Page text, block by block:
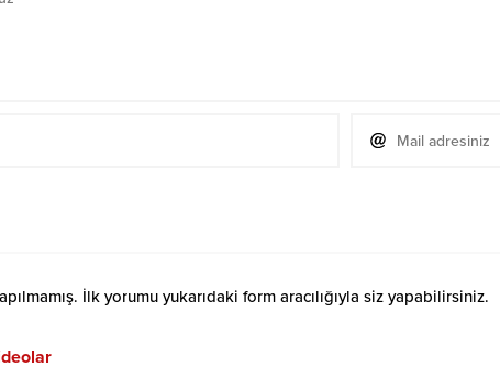
İlk yorumu yukarıdaki form aracılığıyla siz yapabilirsiniz.